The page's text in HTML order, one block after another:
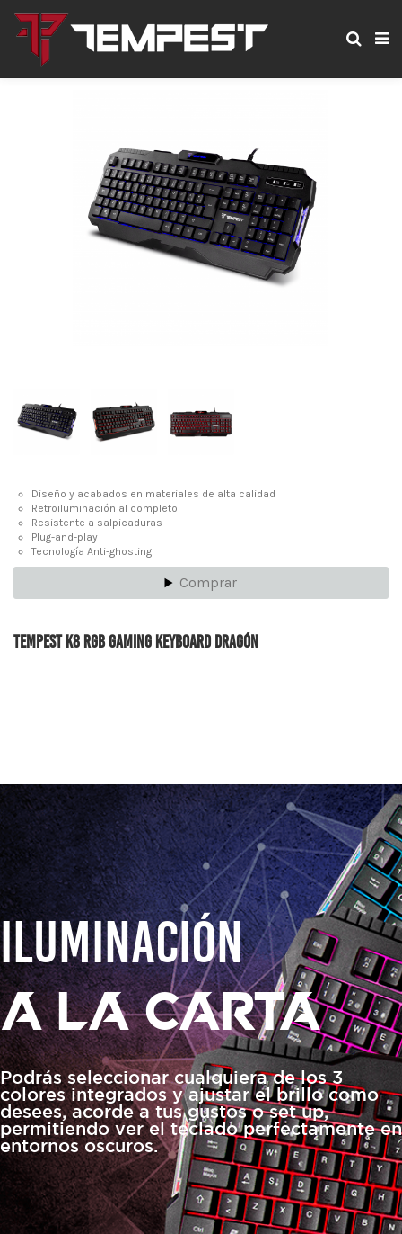
Diseño y acabados en materiales de alta calidad
Retroiluminación al completo
Resistente a salpicaduras
Plug-and-play
Tecnología Anti-ghosting
Comprar
Tempest K8 RGB Gaming Keyboard Dragón
iluminación
A LA CARTA
Podrás seleccionar cualquiera de los 3
colores integrados y ajustar el brillo como
desees, acorde a tus gustos o set up,
permitiendo ver el teclado perfectamente en
entornos oscuros.